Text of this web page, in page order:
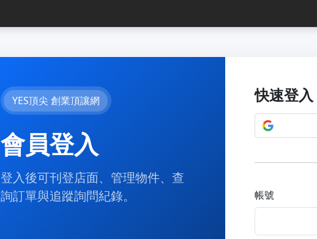
YES頂尖 創業頂讓網
會員登入
登入後可刊登店面、管理物件、查
詢訂單與追蹤詢問紀錄。
快速登入
帳號